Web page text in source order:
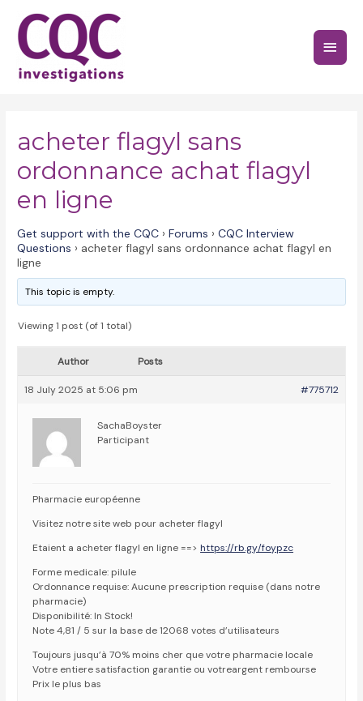
content
Main
acheter flagyl sans
ordonnance achat flagyl
en ligne
Get support with the CQC › Forums › CQC Interview
Questions › acheter flagyl sans ordonnance achat flagyl en
ligne
This topic is empty.
Viewing 1 post (of 1 total)
Author Posts
18 July 2025 at 5:06 pm #775712
SachaBoyster
Participant
Pharmacie européenne
Visitez notre site web pour acheter flagyl
Etaient a acheter flagyl en ligne ==>https://rb.gy/foypzc
Forme medicale: pilule
Ordonnance requise: Aucune prescription requise (dans notre
pharmacie)
Disponibilité: In Stock!
Note 4,81 / 5 sur la base de 12068 votes d’utilisateurs
Toujours jusqu’à 70% moins cher que votre pharmacie locale
Votre entiere satisfaction garantie ou votreargent rembourse
Prix le plus bas